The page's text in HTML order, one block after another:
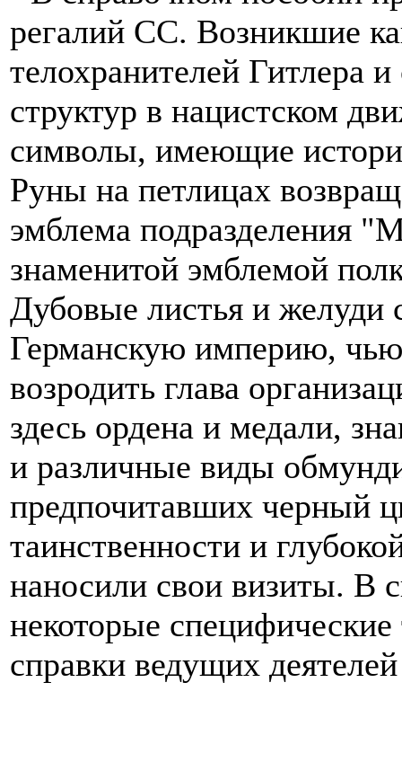
регалий СС. Возникшие
телохранителей Гитлера
структур в нацистском
символы, имеющие
Руны на петлицах
эмблема подразделения
знаменитой эмблемой
Дубовые листья и желуди
Германскую империю,
возродить глава
здесь ордена и медали,
и различные виды
предпочитавших черный
таинственности и
наносили свои визиты. В
некоторые
справки ведущих